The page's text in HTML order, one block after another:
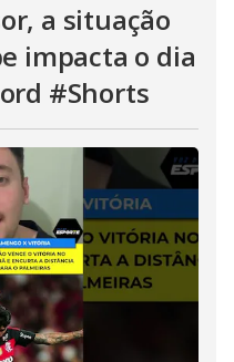
a situação
impacta o dia
#Shorts